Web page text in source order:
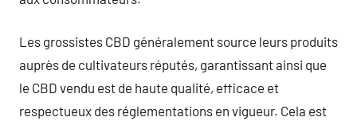
Les grossistes CBD généralement source leurs produits
auprès de cultivateurs réputés, garantissant ainsi que
le CBD vendu est de haute qualité, efficace et
respectueux des réglementations en vigueur. Cela est